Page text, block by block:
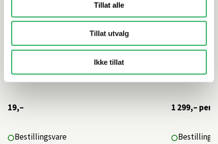
Tillat alle
Tillat utvalg
Ikke tillat
19,–
Bestillingsvare
1 299,– per